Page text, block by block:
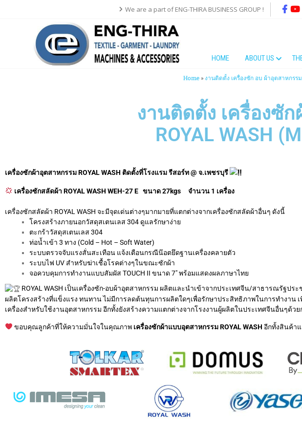
We are a part of ENG-THIRA BUSINESS GROUP !
HOME ABOUT US
Home » งานติดตั้ง เครื่องซัก อบ ผ้าอุตสาหกรร
งานติดตั้ง เครื่องซั
ROYAL WASH
เครื่องซักผ้าอุตสาหกรรม ROYAL WASH ติดตั้งที่โรงแรม รีสอร์ท @ จ.เพชรบุรี
เครื่องซักสลัดผ้า ROYAL WASH WEH-27 E ขนาด 27kgs จำนวน 1 เครื่อง
เครื่องซักสลัดผ้า ROYAL WASH จะมีจุดเด่นต่างๆมากมายที่แตกต่างจากเครื่องซักสลัดผ้าอื่นๆ ดังนี้
โครงสร้างภายนอกวัสดุสเตนเลส 304 ดูแลรักษาง่าย
ตะกร้าวัสดุสเตนเลส 304
ท่อน้ำเข้า 3 ทาง (Cold – Hot – Soft Water)
ระบบตรวจจับแรงสั่นสะเทือน แจ้งเตือนกรณีน๊อตยึดฐานเครื่องคลายตัว
ระบบไฟ UV สำหรับฆ่าเชื้อโรคต่างๆในขณะซักผ้า
จอควบคุมการทำงานแบบสัมผัส TOUCH II ขนาด 7″ พร้อมแสดงผลภาษาไทย
ROYAL WASH เป็นเครื่องซัก-อบผ้าอุตสาหกรรม ผลิตและนำเข้าจากประเทศจีน/สาธารณรัฐป
ผลิตโครงสร้างที่แข็งแรง ทนทาน ไม่มีการลดต้นทุนการผลิตใดๆเพื่อรักษาประสิทธิภาพในการทำงา
เครื่องสำหรับใช้งานอุตสาหกรรม อีกทั้งยังสร้างความแตกต่างจากโรงงานผู้ผลิตในประเทศจีนอื่นๆด้ว
ขอบคุณลูกค้าที่ให้ความมั่นใจในคุณภาพ เครื่องซักผ้าแบบอุตสาหกรรม ROYAL WASH อีกทั้งสินค้า